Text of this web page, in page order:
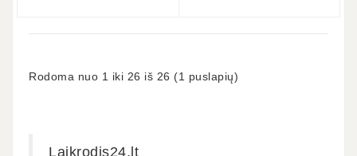
Rodoma nuo 1 iki 26 iš 26 (1 puslapių)
Laikrodis24.lt